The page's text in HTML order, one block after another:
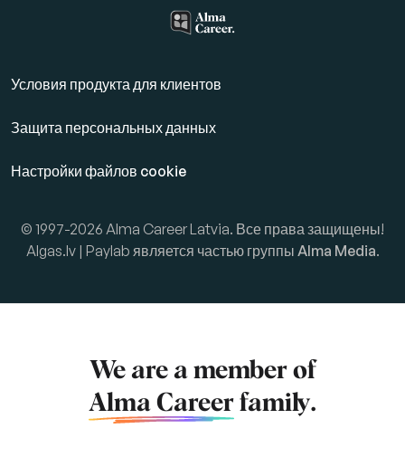
Условия продукта для клиентов
Защита персональных данных
Настройки файлов cookie
© 1997-2026 Alma Career Latvia. Все права защищены!
Algas.lv | Paylab является частью группы Alma Media.
We are a member of
Alma Career family.